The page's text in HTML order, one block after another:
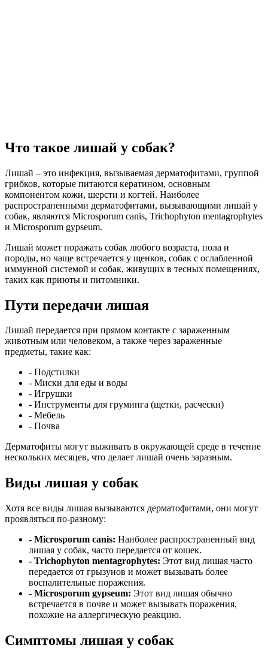
Что такое лишай у собак?
Лишай – это инфекция, вызываемая дерматофитами, группой
грибков, которые питаются кератином, основным
компонентом кожи, шерсти и когтей. Наиболее
распространенными дерматофитами, вызывающими лишай у
собак, являются Microsporum canis, Trichophyton mentagrophytes
и Microsporum gypseum.
Лишай может поражать собак любого возраста, пола и
породы, но чаще встречается у щенков, собак с ослабленной
иммунной системой и собак, живущих в тесных помещениях,
таких как приюты и питомники.
Пути передачи лишая
Лишай передается при прямом контакте с зараженным
животным или человеком, а также через зараженные
предметы, такие как:
- Подстилки
- Миски для еды и воды
- Игрушки
- Инструменты для груминга (щетки, расчески)
- Мебель
- Почва
Дерматофиты могут выживать в окружающей среде в течение
нескольких месяцев, что делает лишай очень заразным.
Виды лишая у собак
Хотя все виды лишая вызываются дерматофитами, они могут
проявляться по-разному:
- Microsporum canis: Наиболее распространенный вид
лишая у собак, часто передается от кошек.
- Trichophyton mentagrophytes: Этот вид лишая часто
передается от грызунов и может вызывать более
воспалительные поражения.
- Microsporum gypseum: Этот вид лишая обычно
встречается в почве и может вызывать поражения,
похожие на аллергическую реакцию.
Симптомы лишая у собак